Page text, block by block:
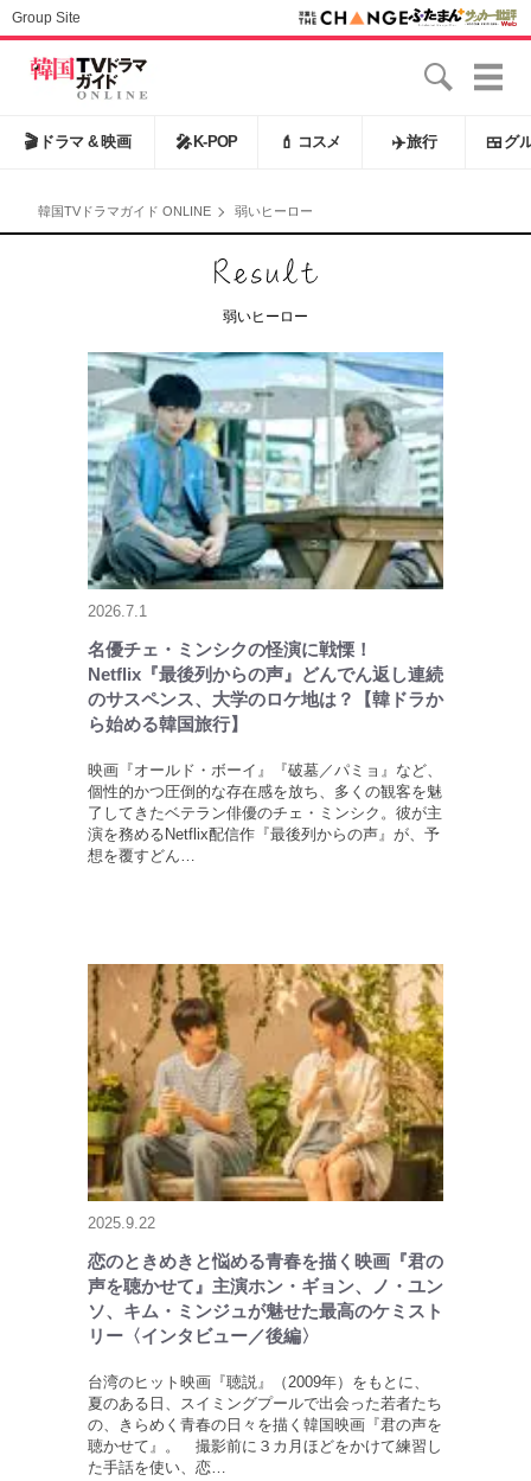
Group Site
🎬 ドラマ & 映画 🎤 K-POP 💄 コスメ ✈️旅行 🍱 グ
韓国TVドラマガイド ONLINE 弱いヒーロー
弱いヒーロー
2026.7.1
名優チェ・ミンシクの怪演に戦慄！
Netflix『最後列からの声』どんでん返し連続
のサスペンス、大学のロケ地は？【韓ドラか
ら始める韓国旅行】
映画『オールド・ボーイ』『破墓／パミョ』など、
個性的かつ圧倒的な存在感を放ち、多くの観客を魅
了してきたベテラン俳優のチェ・ミンシク。彼が主
演を務めるNetflix配信作『最後列からの声』が、予
想を覆すどん…
2025.9.22
恋のときめきと悩める青春を描く映画『君の
声を聴かせて』主演ホン・ギョン、ノ・ユン
ソ、キム・ミンジュが魅せた最高のケミスト
リー〈インタビュー／後編〉
台湾のヒット映画『聴説』（2009年）をもとに、
夏のある日、スイミングプールで出会った若者たち
の、きらめく青春の日々を描く韓国映画『君の声を
聴かせて』。 撮影前に３カ月ほどをかけて練習し
た手話を使い、恋…